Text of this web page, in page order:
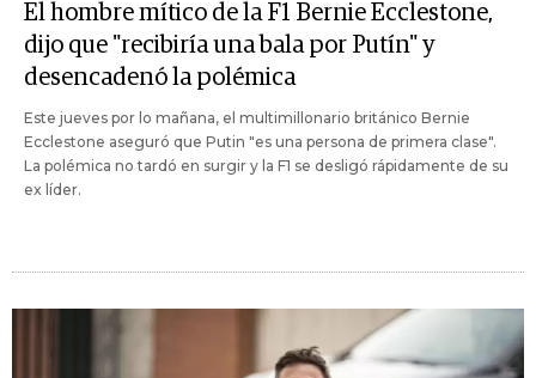
El hombre mítico de la F1 Bernie Ecclestone,
dijo que "recibiría una bala por Putín" y
desencadenó la polémica
Este jueves por lo mañana, el multimillonario británico Bernie
Ecclestone aseguró que Putin "es una persona de primera clase".
La polémica no tardó en surgir y la F1 se desligó rápidamente de su
ex líder.